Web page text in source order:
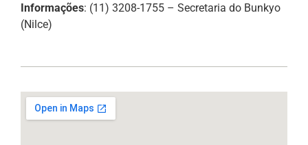
Informações: (11) 3208-1755 – Secretaria do Bunkyo
(Nilce)